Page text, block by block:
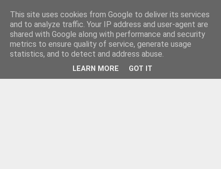
This site uses cookies from Google to deliver its services
and to analyze traffic. Your IP address and user-agent are
shared with Google along with performance and security
metrics to ensure quality of service, generate usage
statistics, and to detect and address abuse.
LEARN MORE GOT IT